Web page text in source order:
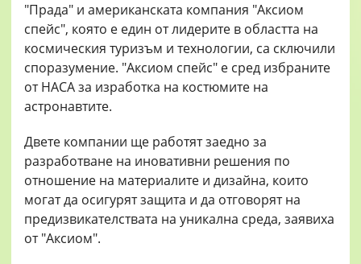
"Прада" и американската компания "Аксиом
спейс", която е един от лидерите в областта на
космическия туризъм и технологии, са сключили
споразумение. "Аксиом спейс" е сред избраните
от НАСА за изработка на костюмите на
астронавтите.
Двете компании ще работят заедно за
разработване на иновативни решения по
отношение на материалите и дизайна, които
могат да осигурят защита и да отговорят на
предизвикателствата на уникална среда, заявиха
от "Аксиом".